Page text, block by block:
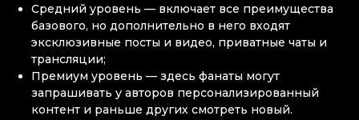
Средний уровень — включает все преимущества
базового, но дополнительно в него входят
эксклюзивные посты и видео, приватные чаты и
трансляции;
Премиум уровень — здесь фанаты могут
запрашивать у авторов персонализированный
контент и раньше других смотреть новый.